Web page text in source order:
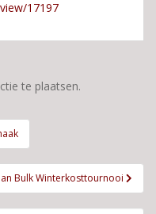
17197
te plaatsen.
Bulk Winterkosttournooi